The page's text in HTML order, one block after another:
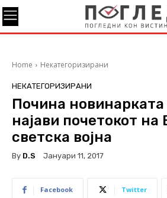
Home Некатегоризирани
НЕКАТЕГОРИЗИРАНИ
Почина новинарката
најави почетокот на
светска војна
By D.S Јануари 11, 2017
Facebook Twitter